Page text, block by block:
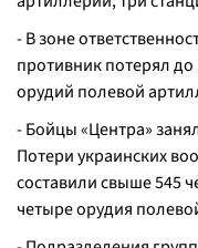
- В зоне
противник потерял
орудий полевой
- Бойцы «Центра»
Потери украинских
составили свыше 545
четыре орудия